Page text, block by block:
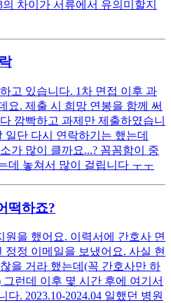
의 차이가 서류에서 유의미할지
고 있습니다. 1차 면접 이후 과
요. 제출 시 희망 연봉을 함께 써
깜빡하고 과제만 제출하였습니
일단 다시 연락하기는 했는데
가 많이 클까요...? 꼼꼼함이 중
데 놓쳐서 많이 걸립니다 ㅜㅜ
떡하죠?
원을 했어요. 이력서에 간호사 면
정정 이메일을 보냈어요. 사실 현
을 거라 했는데(꼭 간호사만 하
런데 이후 몇 시간 후에 여기서
다. 2023.10-2024.04 일했던 병원